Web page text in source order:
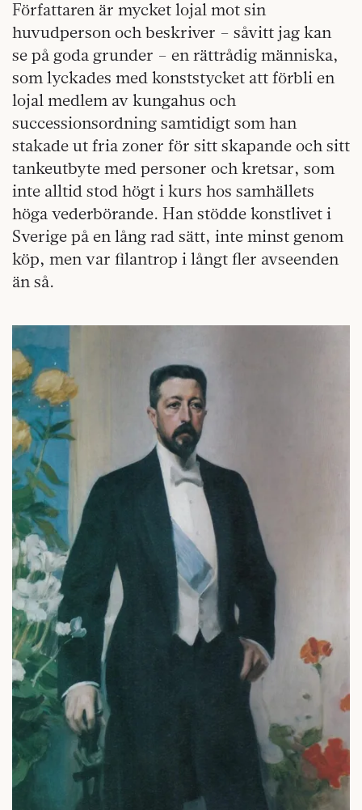
Författaren är mycket lojal mot sin
huvudperson och beskriver – såvitt jag kan
se på goda grunder – en rättrådig människa,
som lyckades med konststycket att förbli en
lojal medlem av kungahus och
successionsordning samtidigt som han
stakade ut fria zoner för sitt skapande och sitt
tankeutbyte med personer och kretsar, som
inte alltid stod högt i kurs hos samhällets
höga vederbörande. Han stödde konstlivet i
Sverige på en lång rad sätt, inte minst genom
köp, men var filantrop i långt fler avseenden
än så.